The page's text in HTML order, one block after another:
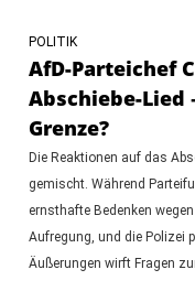
POLITIK
AfD-Parteichef
Abschiebe-Lied
Grenze?
Die Reaktionen auf das
gemischt. Während
ernsthafte Bedenken
Aufregung, und die Polizei
Äußerungen wirft Fragen